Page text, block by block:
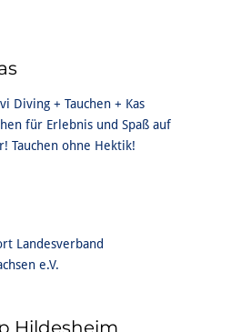
Diving + Tauchen + Kas
für Erlebnis und Spaß auf
Tauchen ohne Hektik!
Landesverband
e.V.
Hildesheim